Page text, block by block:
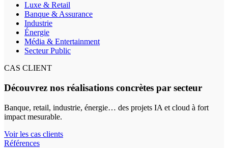
Luxe & Retail
Banque & Assurance
Industrie
Énergie
Média & Entertainment
Secteur Public
CAS CLIENT
Découvrez nos réalisations concrètes par secteur
Banque, retail, industrie, énergie… des projets IA et cloud à fort
impact mesurable.
Voir les cas clients
Références